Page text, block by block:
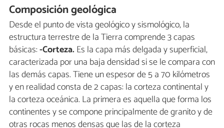
Composición geológica
Desde el punto de vista geológico y sismológico, la
estructura terrestre de la Tierra comprende 3 capas
básicas:-Corteza.Es la capa más delgada y superficial,
caracterizada por una baja densidad si se le compara con
las demás capas. Tiene un espesor de 5 a 70 kilómetros
y en realidad consta de 2 capas: la corteza continental y
la corteza oceánica. La primera es aquella que forma los
continentes y se compone principalmente de granito y de
otras rocas menos densas que las de la corteza